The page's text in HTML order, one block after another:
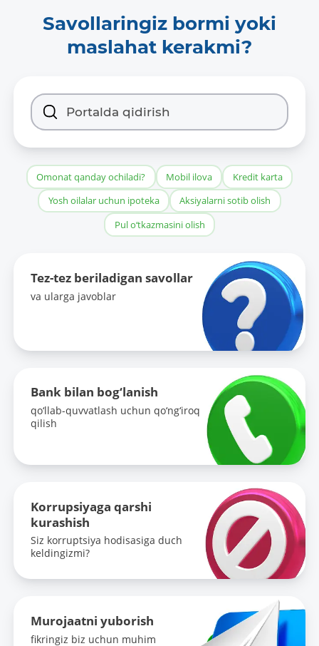
Bankomat-_829_.xlsx
Bankomat-_829_.xlsx
Ma'lumot formatlari:
-
Ma'lumotlar toʻplamini birinchi
qoʻshilgan sanasi:
03.10.2024
-
Oxirgi oʻzgarishlarning mazmuni:
-
Ma’lumotlarni yangilab borish davriyligi:
-
-
Oldingi nashr ma’lumotlariga giperslka
(URL):
-
Savollaringiz bormi yoki
maslahat kerakmi?
Omonat qanday ochiladi? Mobil ilova
Kredit karta
Yosh oilalar uchun ipoteka
Aksiyalarni sotib olish
Pul o‘tkazmasini olish
Tez-tez beriladigan savollar
va ularga javoblar
Bank bilan bog‘lanish
qo‘llab-quvvatlash uchun qo‘ng‘iroq
qilish
Korrupsiyaga qarshi
kurashish
Siz korruptsiya hodisasiga duch
keldingizmi?
Murojaatni yuborish
fikringiz biz uchun muhim